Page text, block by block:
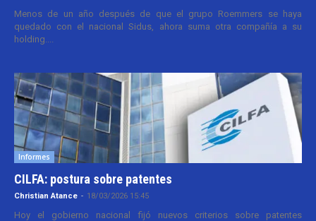
Menos de un año después de que el grupo Roemmers se haya
quedado con el nacional Sidus, ahora suma otra compañía a su
holding....
Informes
CILFA: postura sobre patentes
Christian Atance - 18/03/2026 15:45
Hoy el gobierno nacional fijó nuevos criterios sobre patentes